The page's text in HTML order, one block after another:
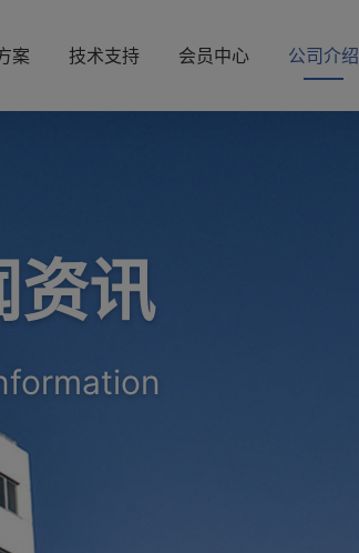
案 技术支持 会员中心 公司介绍
资讯